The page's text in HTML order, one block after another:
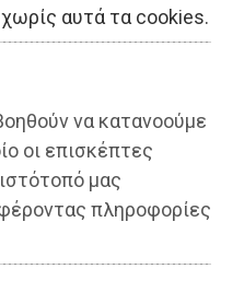
αυτά τα cookies.
να κατανοούμε
οι επισκέπτες
μας
πληροφορίες
του το Δ.Σ.
«φρενάρει» την
επιβάρυνση
αεροσκαφών